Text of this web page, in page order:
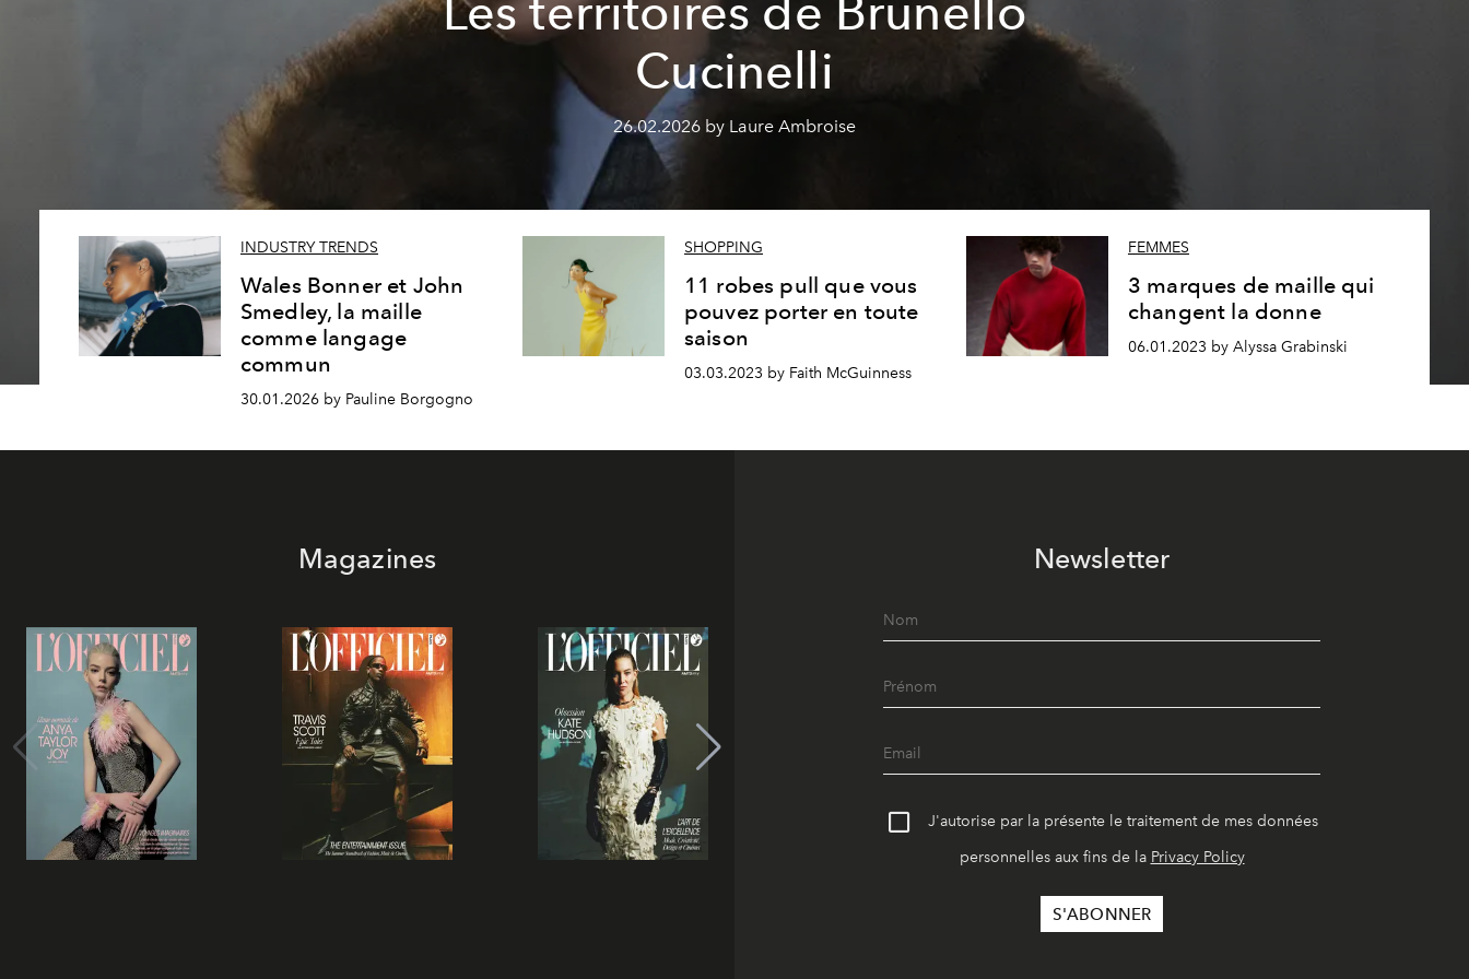
Les territoires de Brunello
Cucinelli
26.02.2026 by Laure Ambroise
INDUSTRY TRENDS
Wales Bonner et John
Smedley, la maille
comme langage
commun
30.01.2026 by Pauline Borgogno
SHOPPING
11 robes pull que vous
pouvez porter en toute
saison
03.03.2023 by Faith McGuinness
FEMMES
3 marques de maille qui
changent la donne
06.01.2023 by Alyssa Grabinski
Magazines Newsletter
J'autorise par la présente le traitement de mes données
personnelles aux fins de la Privacy Policy